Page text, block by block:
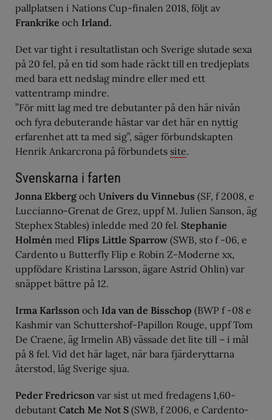
pallplatsen i Nations Cup-finalen 2018, följt av
Frankrike och Irland.
Det var tight i resultatlistan och Sverige slutade sexa
på 20 fel, på en tid som hade räckt till en tredjeplats
med bara ett nedslag mindre eller med ett
vattentramp mindre.
”För mitt lag med tre debutanter på den här nivån
och fyra debuterande hästar var det här en nyttig
erfarenhet att ta med sig”, säger förbundskapten
Henrik Ankarcrona på förbundets site.
Svenskarna i farten
Jonna Ekbergoch Univers du Vinnebus (SF, f 2008, e
Luccianno-Grenat de Grez, uppf M. Julien Sanson, äg
Stephex Stables) inledde med 20 fel. Stephanie
Holmén med Flips Little Sparrow (SWB, sto f -06, e
Cardento u Butterfly Flip e Robin Z-Moderne xx,
uppfödare Kristina Larsson, ägare Astrid Ohlin) var
snäppet bättre på 12.
Irma Karlsson och Ida van de Bisschop (BWP f -08 e
Kashmir van Schuttershof-Papillon Rouge, uppf Tom
De Craene, äg Irmelin AB) vässade det lite till – i mål
på 8 fel. Vid det här laget, när bara fjärderyttarna
återstod, låg Sverige sjua.
Peder Fredricson var sist ut med fredagens 1,60-
debutant Catch Me Not S (SWB, f 2006, e Cardento-